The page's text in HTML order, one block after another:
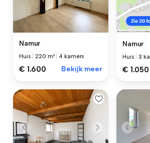
Namur
Huis |220 m² 4 kamers
€ 1.600 Bekijk meer
Namur
Huis |3
€ 1.050